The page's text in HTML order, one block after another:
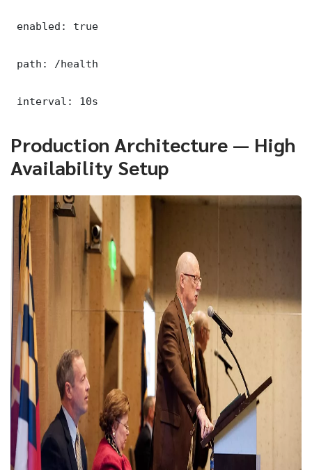
enabled: true
path: /health
interval: 10s
Production Architecture — High
Availability Setup